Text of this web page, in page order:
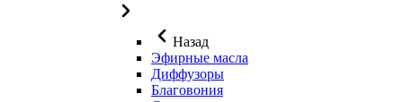
Назад
Эфирные масла
Диффузоры
Благовония